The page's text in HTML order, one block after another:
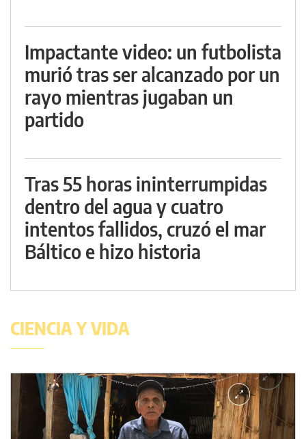
Impactante video: un futbolista
murió tras ser alcanzado por un
rayo mientras jugaban un
partido
Tras 55 horas ininterrumpidas
dentro del agua y cuatro
intentos fallidos, cruzó el mar
Báltico e hizo historia
CIENCIA Y VIDA